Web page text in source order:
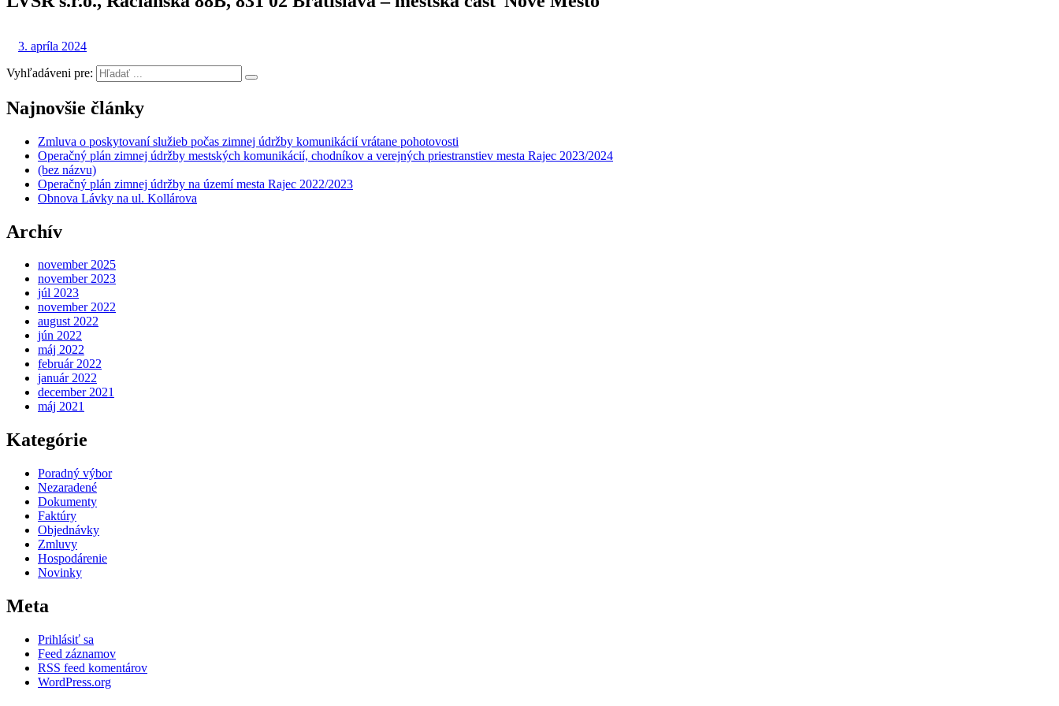
3. apríla 2024
Vyhľadáveni pre:
Najnovšie články
Zmluva o poskytovaní služieb počas zimnej údržby komunikácií vrátane pohotovosti
Operačný plán zimnej údržby mestských komunikácií, chodníkov a verejných priestranstiev mesta Rajec 2023/2024
(bez názvu)
Operačný plán zimnej údržby na území mesta Rajec 2022/2023
Obnova Lávky na ul. Kollárova
Archív
november 2025
november 2023
júl 2023
november 2022
august 2022
jún 2022
máj 2022
február 2022
január 2022
december 2021
máj 2021
Kategórie
Poradný výbor
Nezaradené
Dokumenty
Faktúry
Objednávky
Zmluvy
Hospodárenie
Novinky
Meta
Prihlásiť sa
Feed záznamov
RSS feed komentárov
WordPress.org